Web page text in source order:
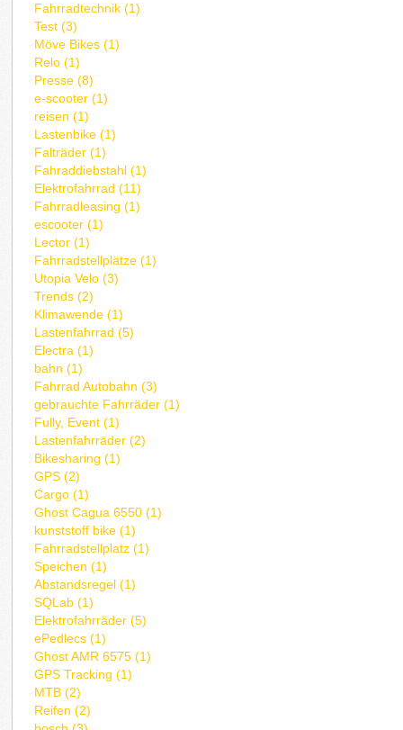
Fahrradtechnik (1)
Test (3)
Möve Bikes (1)
Relo (1)
Presse (8)
e-scooter (1)
reisen (1)
Lastenbike (1)
Falträder (1)
Fahraddiebstahl (1)
Elektrofahrrad (11)
Fahrradleasing (1)
escooter (1)
Lector (1)
Fahrradstellplätze (1)
Utopia Velo (3)
Trends (2)
Klimawende (1)
Lastenfahrrad (5)
Electra (1)
bahn (1)
Fahrrad Autobahn (3)
gebrauchte Fahrräder (1)
Fully, Event (1)
Lastenfahrräder (2)
Bikesharing (1)
GPS (2)
Cargo (1)
Ghost Cagua 6550 (1)
kunststoff bike (1)
Fahrradstellplatz (1)
Speichen (1)
Abstandsregel (1)
SQLab (1)
Elektrofahrräder (5)
ePedlecs (1)
Ghost AMR 6575 (1)
GPS Tracking (1)
MTB (2)
Reifen (2)